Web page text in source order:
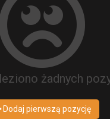
żadnych
Dodaj pierwszą pozycję